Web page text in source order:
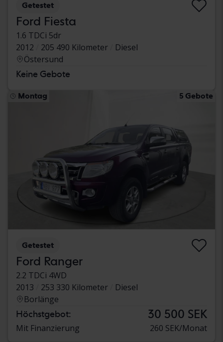
Getestet
Ford Fiesta
1.6 TDCi 5dr
2012
205 490 Kilometer
Diesel
Östersund
Keine Gebote
Montag 5 Gebote
Getestet
Ford Ranger
2.2 TDCi 4WD
2013
253 330 Kilometer
Diesel
Borlänge
Höchstgebot: 30 500 SEK
Mit Finanzierung 260 SEK/Monat